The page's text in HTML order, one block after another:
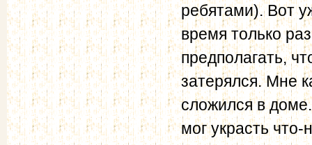
ребятами). Вот
время только
предполагать,
затерялся. Мне
сложился в
мог украсть